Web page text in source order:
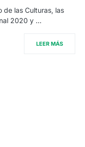
de las Culturas, las
2020 y …
LEER MÁS